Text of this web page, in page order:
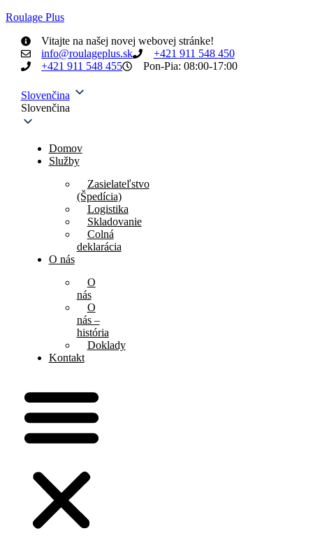
Roulage Plus
Vitajte na našej novej webovej stránke!
info@roulageplus.sk
+421 911 548 450
+421 911 548 455
Pon-Pia: 08:00-17:00
Slovenčina
Slovenčina
Domov
Služby
Zasielateľstvo
(Špedícia)
Logistika
Skladovanie
Colná
deklarácia
O nás
O
nás
O
nás –
história
Doklady
Kontakt